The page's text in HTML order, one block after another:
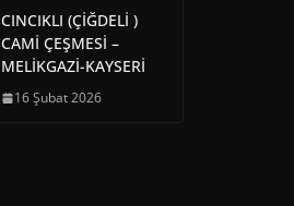
CINCIKLI (ÇİĞDELİ )
CAMİ ÇEŞMESİ –
MELİKGAZİ-KAYSERİ
16 Şubat 2026